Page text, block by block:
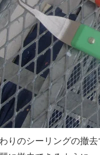
りのシーリングの撤